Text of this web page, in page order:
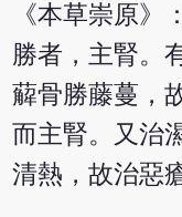
《本草崇原》
勝者，主腎。
薢骨勝藤蔓，
而主腎。又治
清熱，故治惡